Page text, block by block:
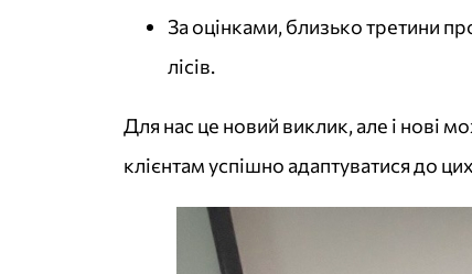
За оцінками, близько третини
лісів.
Для нас це новий виклик, але і нові
клієнтам успішно адаптуватися до